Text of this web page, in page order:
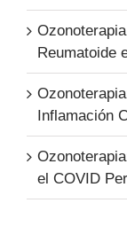
Reumatoide
Inflamación
el COVID